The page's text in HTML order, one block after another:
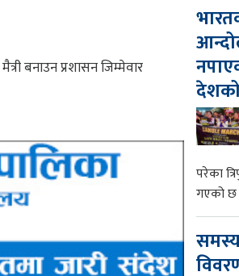
बनाउन प्रशासन जिम्मेवार
परेका
गएको छ